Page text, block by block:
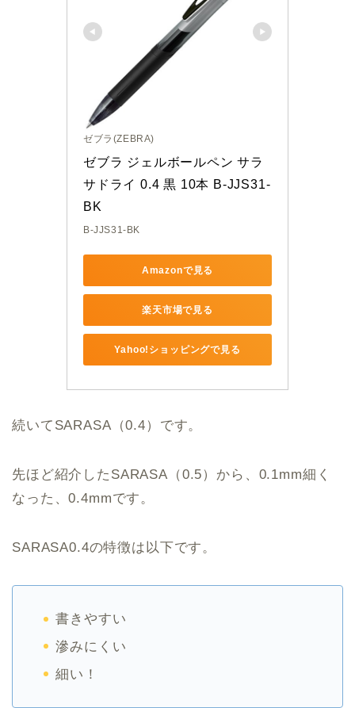
ゼブラ(ZEBRA)
ゼブラ ジェルボールペン サラ
サドライ 0.4 黒 10本 B-JJS31-
BK
B-JJS31-BK
Amazonで見る
楽天市場で見る
Yahoo!ショッピングで見る
続いてSARASA（0.4）です。
先ほど紹介したSARASA（0.5）から、0.1mm細く
なった、0.4mmです。
SARASA0.4の特徴は以下です。
書きやすい
滲みにくい
細い！